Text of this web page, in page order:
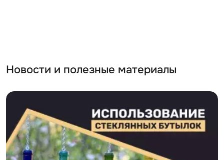
Новости и полезные материалы